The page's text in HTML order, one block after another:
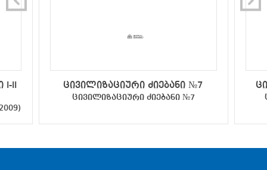
II ცივილიზაციური ძიებანი №7
ცივილიზაციური ძიებანი №7